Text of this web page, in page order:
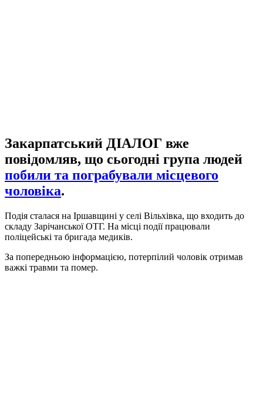
Закарпатський ДІАЛОГ вже
повідомляв, що сьогодні група людей
побили та пограбували місцевого
чоловіка.
Подія сталася на Іршавщині у селі Вільхівка, що входить до
складу Зарічанської ОТГ. На місці події працювали
поліцейські та бригада медиків.
За попередньою інформацією, потерпілий чоловік отримав
важкі травми та помер.